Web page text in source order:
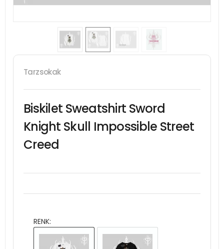
Tarzsokak
Biskilet Sweatshirt Sword
Knight Skull Impossible Street
Creed
RENK: